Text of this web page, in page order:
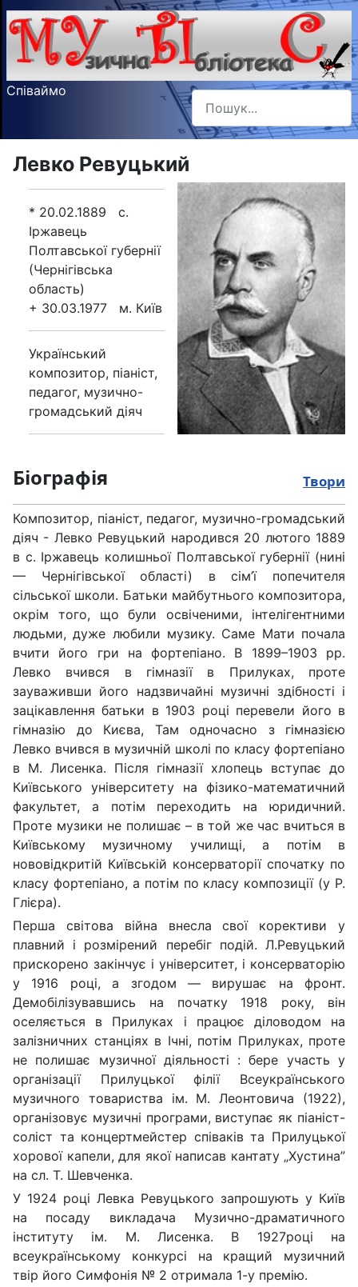
Співаймо Пошук
Type 2 or more characters
Левко Ревуцький
* 20.02.1889 с.
Іржавець
Полтавської губернії
(Чернігівська
область)
+ 30.03.1977 м. Київ
Український
композитор, піаніст,
педагог, музично-
громадський діяч
Біографія Твори
Композитор, піаніст, педагог, музично-громадський
діяч - Левко Ревуцький народився 20 лютого 1889
в с. Іржавець колишньої Полтавської губернії (нині
— Чернігівської області) в сім’ї попечителя
сільської школи. Батьки майбутнього композитора,
окрім того, що були освіченими, інтелігентними
людьми, дуже любили музику. Саме Мати почала
вчити його гри на фортепіано. В 1899–1903 рр.
Левко вчився в гімназії в Прилуках, проте
зауваживши його надзвичайні музичні здібності і
зацікавлення батьки в 1903 році перевели його в
гімназію до Києва, Там одночасно з гімназією
Левко вчився в музичній школі по класу фортепіано
в М. Лисенка. Після гімназії хлопець вступає до
Київського університету на фізико-математичний
факультет, а потім переходить на юридичний.
Проте музики не полишає – в той же час вчиться в
Київському музичному училищі, а потім в
нововідкритій Київській консерваторії спочатку по
класу фортепіано, а потім по класу композиції(у Р.
Глієра).
Перша світова війна внесла свої корективи у
плавний і розмірений перебіг подій. Л.Ревуцький
прискорено закінчує і університет, і консерваторію
у 1916 році, а згодом — вирушає на фронт.
Демобілізувавшись на початку 1918 року, він
оселяється в Прилуках і працює діловодом на
залізничних станціях в Ічні, потім Прилуках, проте
не полишає музичної діяльності : бере участь у
організації Прилуцької філії Всеукраїнського
музичного товариства ім. М. Леонтовича (1922),
організовує музичні програми, виступає як піаніст-
соліст та концертмейстер співаків та Прилуцької
хорової капели, для якої написав кантату „Хустина”
на сл. Т. Шевченка.
У 1924 році Левка Ревуцького запрошують у Київ
на посаду викладача Музично-драматичного
інституту ім. М. Лисенка. В 1927році на
всеукраїнському конкурсі на кращий музичний
твір його Симфонія № 2 отримала 1-у премію.